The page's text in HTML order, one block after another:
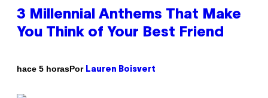
3 Millennial Anthems That Make
You Think of Your Best Friend
hace 5 horasPor Lauren Boisvert